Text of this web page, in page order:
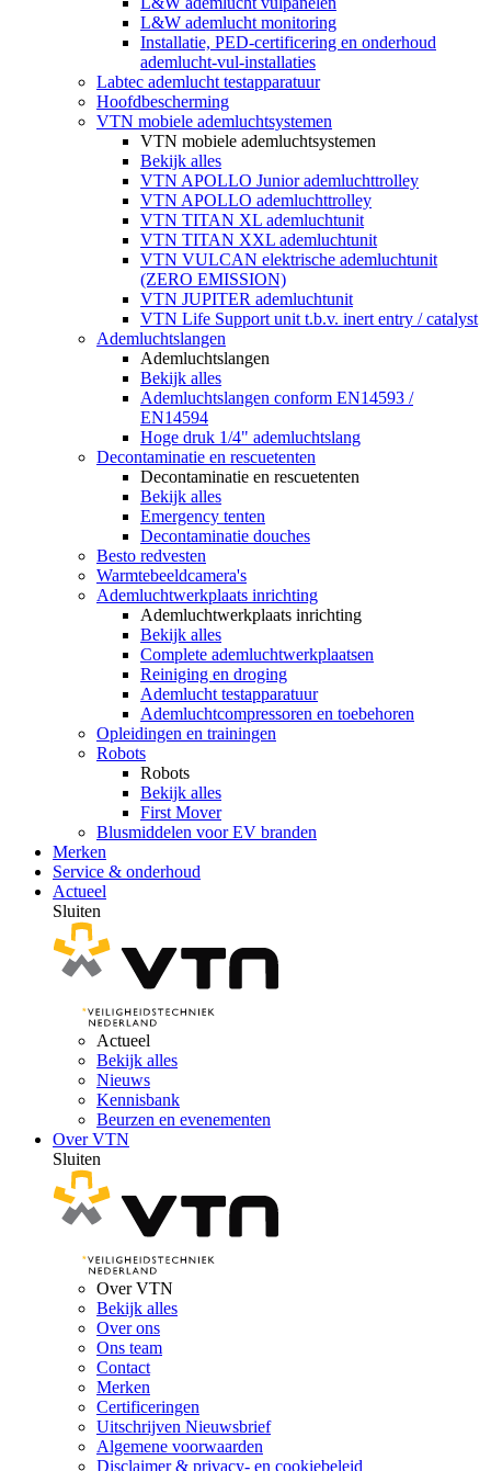
L&W ademlucht monitoring
Installatie, PED-certificering en onderhoud
ademlucht-vul-installaties
Labtec ademlucht testapparatuur
Hoofdbescherming
VTN mobiele ademluchtsystemen
VTN mobiele ademluchtsystemen
Bekijk alles
VTN APOLLO Junior ademluchttrolley
VTN APOLLO ademluchttrolley
VTN TITAN XL ademluchtunit
VTN TITAN XXL ademluchtunit
VTN VULCAN elektrische ademluchtunit
(ZERO EMISSION)
VTN JUPITER ademluchtunit
VTN Life Support unit t.b.v. inert entry / catalyst
Ademluchtslangen
Ademluchtslangen
Bekijk alles
Ademluchtslangen conform EN14593 /
EN14594
Hoge druk 1/4" ademluchtslang
Decontaminatie en rescuetenten
Decontaminatie en rescuetenten
Bekijk alles
Emergency tenten
Decontaminatie douches
Besto redvesten
Warmtebeeldcamera's
Ademluchtwerkplaats inrichting
Ademluchtwerkplaats inrichting
Bekijk alles
Complete ademluchtwerkplaatsen
Reiniging en droging
Ademlucht testapparatuur
Ademluchtcompressoren en toebehoren
Opleidingen en trainingen
Robots
Robots
Bekijk alles
First Mover
Blusmiddelen voor EV branden
Merken
Service & onderhoud
Actueel
Sluiten
Actueel
Bekijk alles
Nieuws
Kennisbank
Beurzen en evenementen
Over VTN
Sluiten
Over VTN
Bekijk alles
Over ons
Ons team
Contact
Merken
Certificeringen
Uitschrijven Nieuwsbrief
Algemene voorwaarden
Disclaimer & privacy- en cookiebeleid